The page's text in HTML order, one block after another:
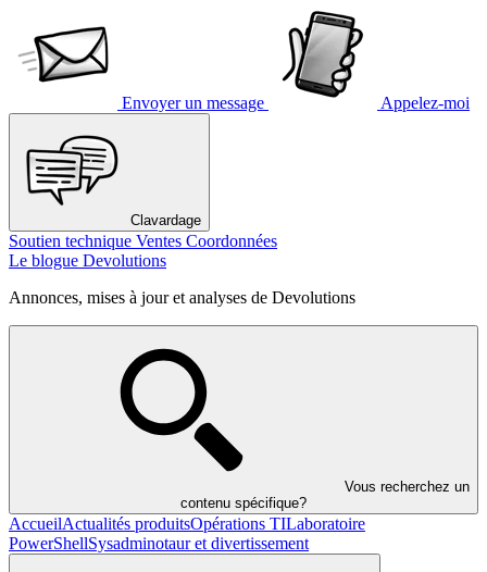
Envoyer un message Appelez-moi
Clavardage
Soutien technique Ventes Coordonnées
Le blogue Devolutions
Annonces, mises à jour et analyses de Devolutions
Vous recherchez un
contenu spécifique?
AccueilActualités produitsOpérations TILaboratoire
PowerShellSysadminotaur et divertissement